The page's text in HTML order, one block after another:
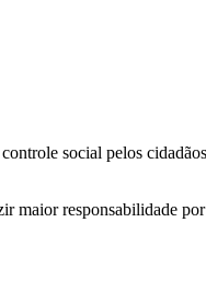
social pelos
responsabilidade